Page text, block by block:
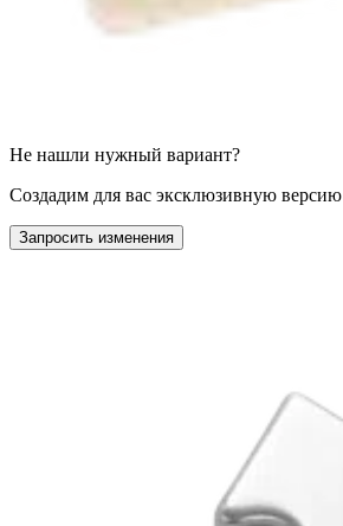
Не нашли нужный вариант?
Создадим для вас эксклюзивную версию
Запросить изменения